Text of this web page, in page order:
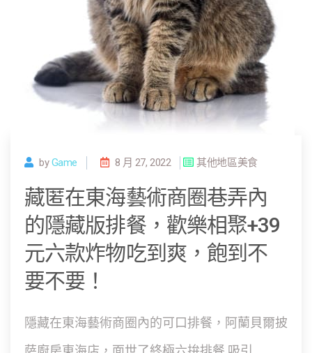
byGame 8 月 27, 2022 其他地區美食
藏匿在東海藝術商圈巷弄內
的隱藏版排餐，歡樂相聚+39
元六款炸物吃到爽，飽到不
要不要！
隱藏在東海藝術商圈內的可口排餐，阿蘭貝爾披